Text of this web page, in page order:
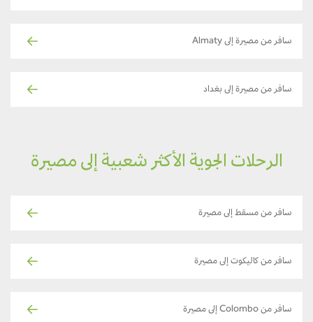
سافر من مصيرة إلى Almaty
سافر من مصيرة إلى بغداد
الرحلات الجوية الأكثر شعبية إلى مصيرة
سافر من مسقط إلى مصيرة
سافر من كاليكوت إلى مصيرة
سافر من Colombo إلى مصيرة